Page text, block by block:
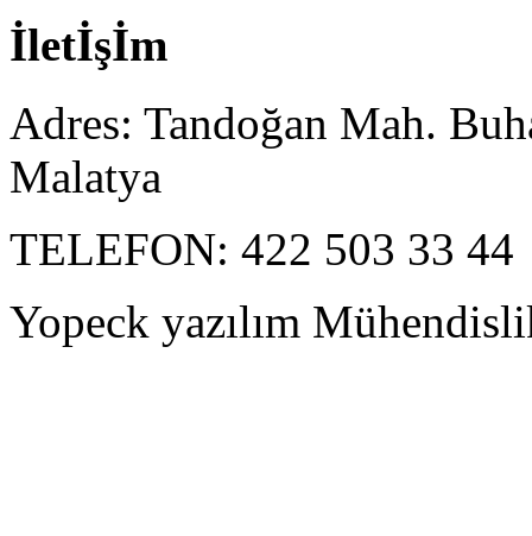
İletİşİm
Adres: Tandoğan Mah.
Malatya
TELEFON: 422 503 33 44
Yopeck yazılım